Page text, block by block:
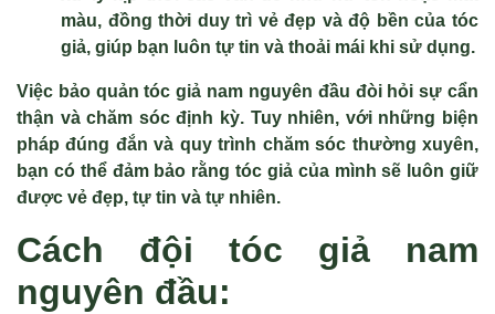
màu, đồng thời duy trì vẻ đẹp và độ bền của tóc
giả, giúp bạn luôn tự tin và thoải mái khi sử dụng.
Việc bảo quản tóc giả nam nguyên đầu đòi hỏi sự cẩn
thận và chăm sóc định kỳ. Tuy nhiên, với những biện
pháp đúng đắn và quy trình chăm sóc thường xuyên,
bạn có thể đảm bảo rằng tóc giả của mình sẽ luôn giữ
được vẻ đẹp, tự tin và tự nhiên.
Cách đội tóc giả nam
nguyên đầu: